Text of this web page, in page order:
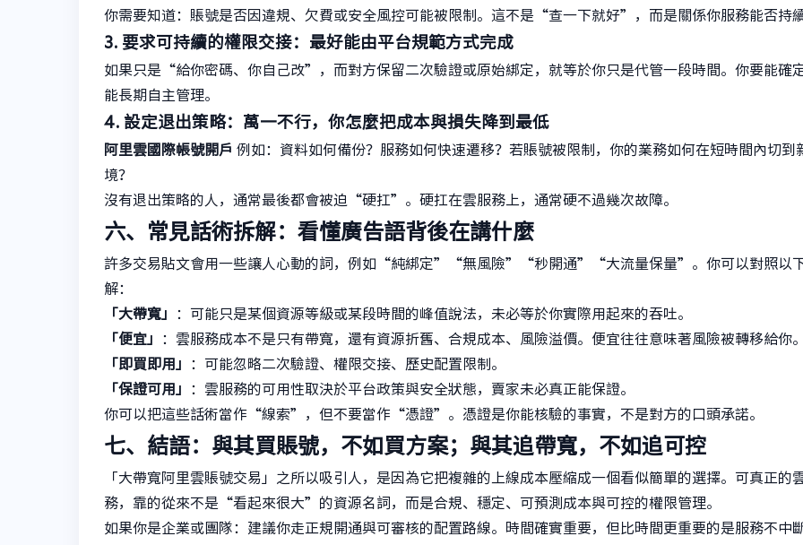
你需要知道：賬號是否因違規、欠費或安全風控可能被限制。這不是“查一下就好”，而是關係你服務能否持續
3. 要求可持續的權限交接：最好能由平台規範方式完成
如果只是“給你密碼、你自己改”，而對方保留二次驗證或原始綁定，就等於你只是代管一段時間。你要能確
能長期自主管理。
4. 設定退出策略：萬一不行，你怎麼把成本與損失降到最低
阿里雲國際帳號開戶 例如：資料如何備份？服務如何快速遷移？若賬號被限制，你的業務如何在短時間內切到
境？
沒有退出策略的人，通常最後都會被迫“硬扛”。硬扛在雲服務上，通常硬不過幾次故障。
六、常見話術拆解：看懂廣告語背後在講什麼
許多交易貼文會用一些讓人心動的詞，例如“純綁定”“無風險”“秒開通”“大流量保量”。你可以對照以
解：
「大帶寬」
：可能只是某個資源等級或某段時間的峰值說法，未必等於你實際用起來的吞吐。
「便宜」
：雲服務成本不是只有帶寬，還有資源折舊、合規成本、風險溢價。便宜往往意味著風險被轉移給你。
「即買即用」
：可能忽略二次驗證、權限交接、歷史配置限制。
「保證可用」
：雲服務的可用性取決於平台政策與安全狀態，賣家未必真正能保證。
你可以把這些話術當作“線索”，但不要當作“憑證”。憑證是你能核驗的事實，不是對方的口頭承諾。
七、結語：與其買賬號，不如買方案；與其追帶寬，不如追可控
「大帶寬阿里雲賬號交易」之所以吸引人，是因為它把複雜的上線成本壓縮成一個看似簡單的選擇。可真正的
務，靠的從來不是“看起來很大”的資源名詞，而是合規、穩定、可預測成本與可控的權限管理。
如果你是企業或團隊：建議你走正規開通與可審核的配置路線。時間確實重要，但比時間更重要的是服務不中